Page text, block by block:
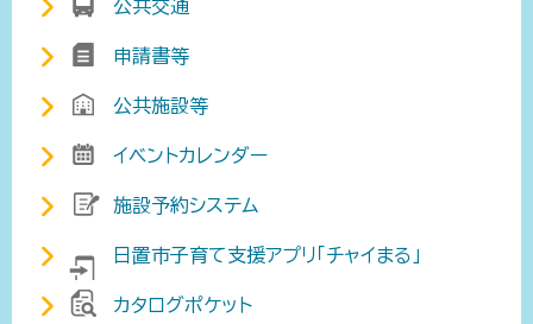
公共交通
申請書等
公共施設等
イベントカレンダー
施設予約システム
日置市子育て支援アプリ「チャイまる」
カタログポケット